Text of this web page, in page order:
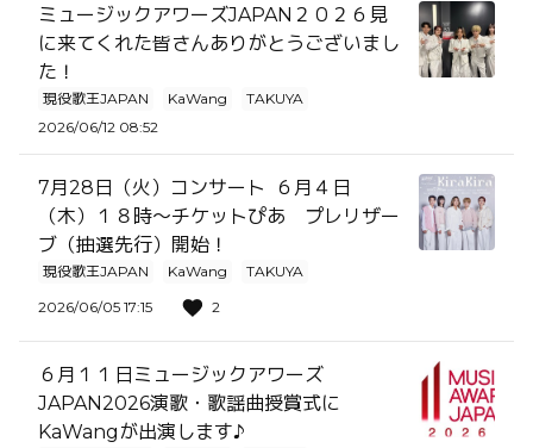
ミュージックアワーズJAPAN２０２６見
に来てくれた皆さんありがとうございまし
た！
現役歌王JAPAN KaWang
TAKUYA
2026/06/12 08:52
7月28日（火）コンサート ６月４日
（木）１８時～チケットぴあ プレリザー
ブ（抽選先行）開始！
現役歌王JAPAN KaWang
TAKUYA
2026/06/05 17:15
2
６月１１日ミュージックアワーズ
JAPAN2026演歌・歌謡曲授賞式に
KaWangが出演します♪